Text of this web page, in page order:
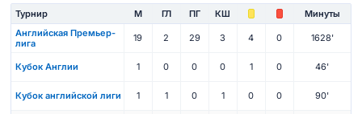
Турнир М ГЛ ПГ КШ
Минуты
Английская Премьер-
лига
19 2 29 3 4 0 1628'
Кубок Англии 1 0 0 0 1 0 46'
Кубок английской лиги 1 1 0 1 0 0 90'